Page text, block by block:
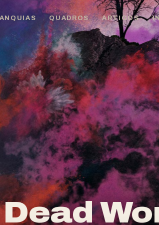
QUADROS ARTIGOS